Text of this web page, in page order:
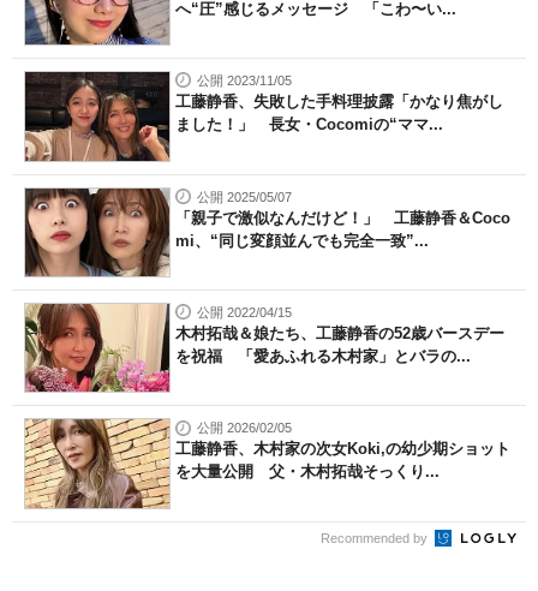
へ“圧”感じるメッセージ 「こわ〜い...
公開 2023/11/05
工藤静香、失敗した手料理披露「かなり焦がし
ました！」 長女・Cocomiの“ママ...
公開 2025/05/07
「親子で激似なんだけど！」 工藤静香＆Coco
mi、“同じ変顔並んでも完全一致”...
公開 2022/04/15
木村拓哉＆娘たち、工藤静香の52歳バースデー
を祝福 「愛あふれる木村家」とバラの...
公開 2026/02/05
工藤静香、木村家の次女Koki,の幼少期ショット
を大量公開 父・木村拓哉そっくり...
Recommended by